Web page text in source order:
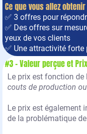
Ce que vous allez obtenir
✅ 3 offres pour
✅ Des offres sur
yeux de vos clients
✅ Une attractivité
#3 - Valeur perçue et Prix
Le prix est fonction de
couts de production
Le prix est également
de la problématique